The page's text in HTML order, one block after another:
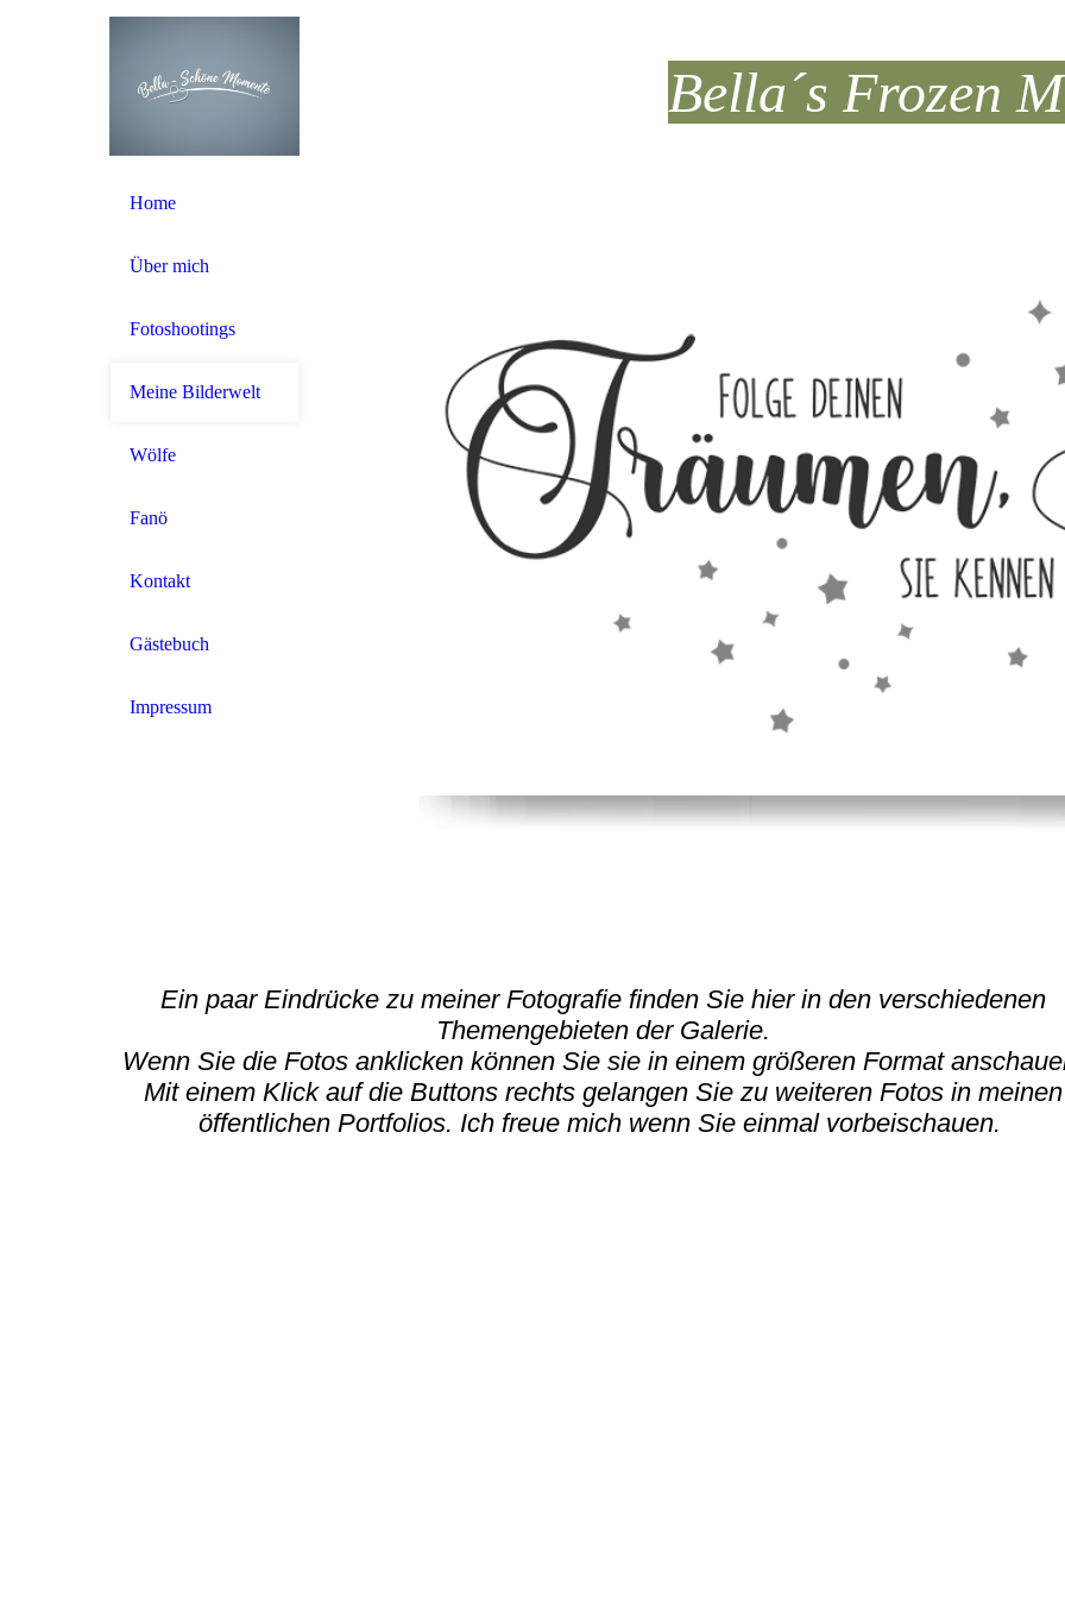
Bella´s Frozen
Home
Über mich
Fotoshootings
Meine Bilderwelt
Wölfe
Fanö
Kontakt
Gästebuch
Impressum
Ein paar Eindrücke zu meiner Fotografie finden Sie hier in den verschiedenen
Themengebieten der Galerie.
Wenn Sie die Fotos anklicken können Sie sie in einem größeren Format
Mit einem Klick auf die Buttons rechts gelangen Sie zu weiteren Fotos in meinen
öffentlichen Portfolios. Ich freue mich wenn Sie einmal vorbeischauen.